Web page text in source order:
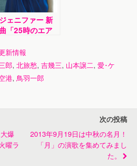
ジェニファー 新
曲「25時のエア
新情報
郎, 北旅愁, 吉幾三, 山本譲二, 愛･ケ
港, 鳥羽一郎
爆
曜ラ
次の投稿
2013年9月19日は中秋の名月！
「月」の演歌を集めてみまし
た。